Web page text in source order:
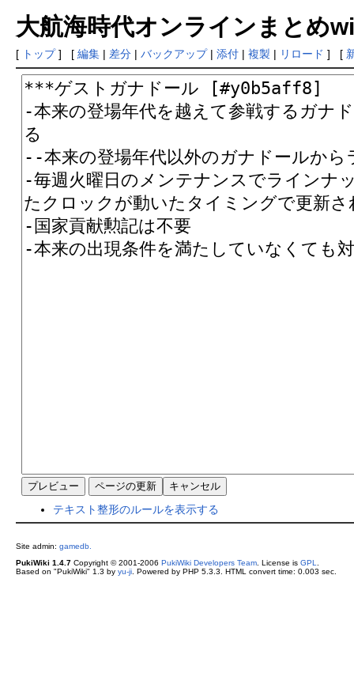
大航海時代オンラインまとめ
[ トップ] [ 編集| 差分| バックアップ| 添付| 複製 | リロード ] [
テキスト整形のルールを表示する
Site admin: gamedb.
PukiWiki 1.4.7Copyright © 2001-2006 PukiWiki Developers Team. License is GPL
Based on "PukiWiki" 1.3 by yu-ji. Powered by PHP 5.3.3. HTML convert time: 0.003 sec.